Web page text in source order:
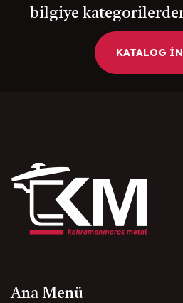
bilgiye
KATALOG
Ana Menü